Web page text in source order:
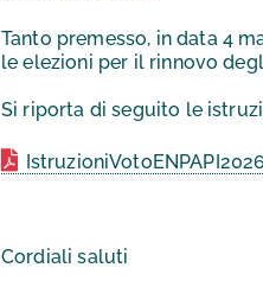
Tanto premesso, in data 4
le elezioni per il rinnovo
Si riporta di seguito le
Cordiali saluti